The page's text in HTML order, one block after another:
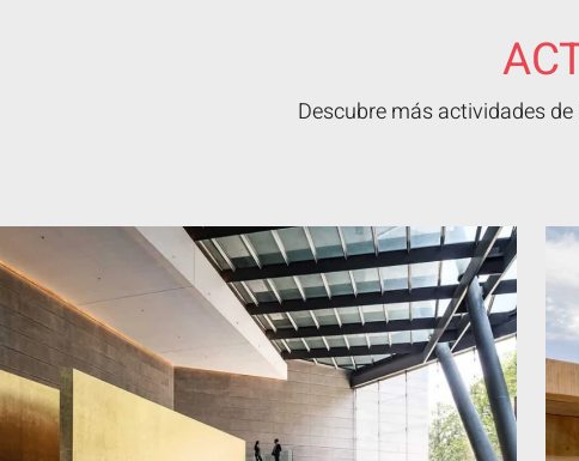
Descubre más actividades